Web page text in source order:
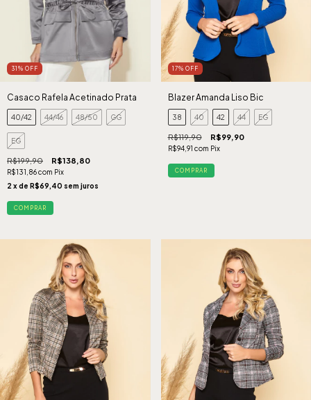
31 % OFF
Casaco Rafela Acetinado Prata
40/42 44/46 48/50 GG
EG
R$199,90 R$138,80
R$131,86com Pix
2 x de R$69,40 sem juros
COMPRAR
17% OFF
Blazer Amanda Liso Bic
38 40 42 44 EG
R$119,90 R$99,90
R$94,91 com Pix
COMPRAR